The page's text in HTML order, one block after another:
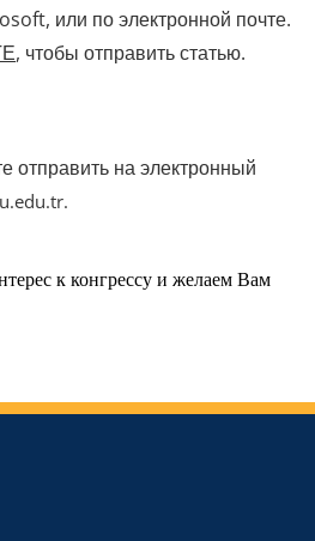
или по электронной почте.
, чтобы отправить статью.
отправить на электронный
к конгрессу и желаем Вам